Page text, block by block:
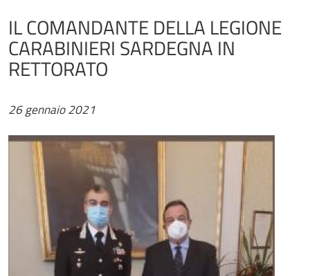
IL COMANDANTE DELLA LEGIONE
CARABINIERI SARDEGNA IN
RETTORATO
26 gennaio 2021